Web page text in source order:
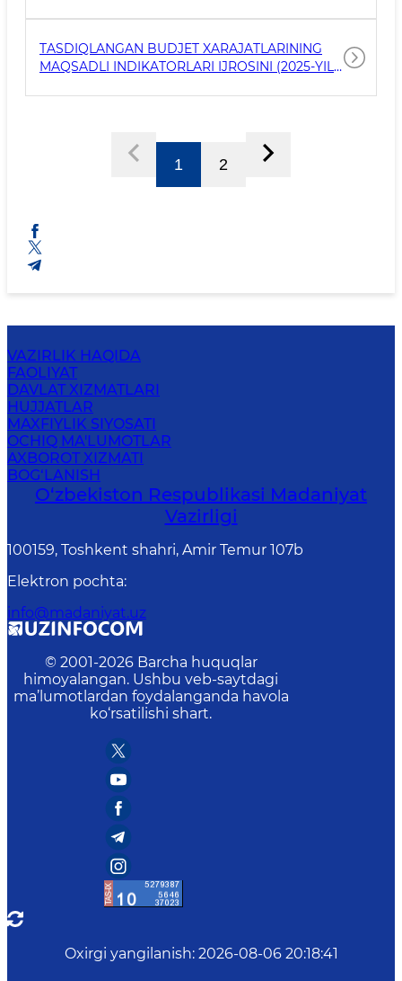
TASDIQLANGAN BUDJET XARAJATLARINING
MAQSADLI INDIKATORLARI IJROSINI (2025-YIL
1 2
VAZIRLIK HAQIDA
FAOLIYAT
DAVLAT XIZMATLARI
HUJJATLAR
MAXFIYLIK SIYOSATI
OCHIQ MA'LUMOTLAR
AXBOROT XIZMATI
BOG‘LANISH
O‘zbekiston Respublikasi Madaniyat
Vazirligi
100159, Toshkent shahri, Amir Temur 107b
Elektron pochta:
info@madaniyat.uz
© 2001-2026 Barcha huquqlar
himoyalangan. Ushbu veb-saytdagi
ma’lumotlardan foydalanganda havola
ko‘rsatilishi shart.
Oxirgi yangilanish: 2026-08-06 20:18:41